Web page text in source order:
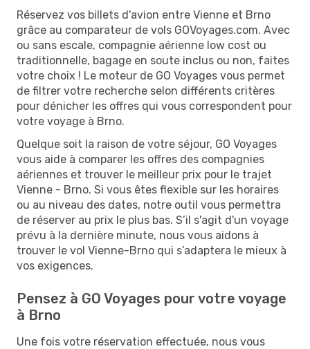
Réservez vos billets d'avion entre Vienne et Brno
grâce au comparateur de vols GOVoyages.com. Avec
ou sans escale, compagnie aérienne low cost ou
traditionnelle, bagage en soute inclus ou non, faites
votre choix ! Le moteur de GO Voyages vous permet
de filtrer votre recherche selon différents critères
pour dénicher les offres qui vous correspondent pour
votre voyage à Brno.
Quelque soit la raison de votre séjour, GO Voyages
vous aide à comparer les offres des compagnies
aériennes et trouver le meilleur prix pour le trajet
Vienne - Brno. Si vous êtes flexible sur les horaires
ou au niveau des dates, notre outil vous permettra
de réserver au prix le plus bas. S’il s'agit d'un voyage
prévu à la dernière minute, nous vous aidons à
trouver le vol Vienne-Brno qui s’adaptera le mieux à
vos exigences.
Pensez à GO Voyages pour votre voyage
à Brno
Une fois votre réservation effectuée, nous vous